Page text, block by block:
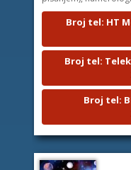
Broj tel: HT
Broj tel:
Broj tel: